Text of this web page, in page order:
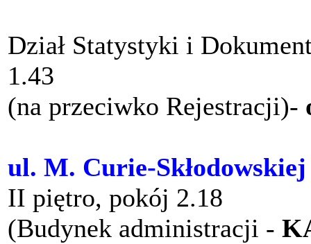
Dział Statystyki i
1.43
(na przeciwko Rejestracji)-
ul. M. Curie-Skłodowskiej
II piętro, pokój 2.18
(Budynek administracji -